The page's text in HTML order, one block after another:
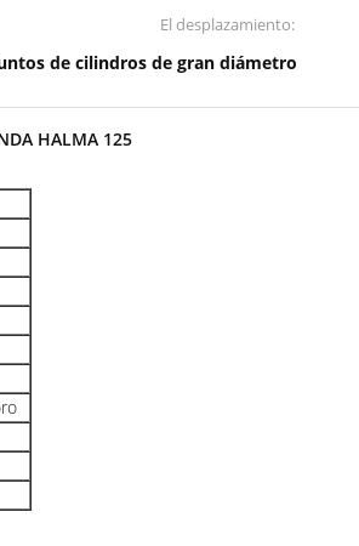
El desplazamiento:
de cilindros de gran diámetro
HALMA 125